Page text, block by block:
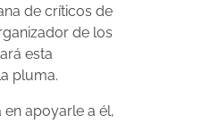
de críticos de
de los
esta
pluma.
apoyarle a él,